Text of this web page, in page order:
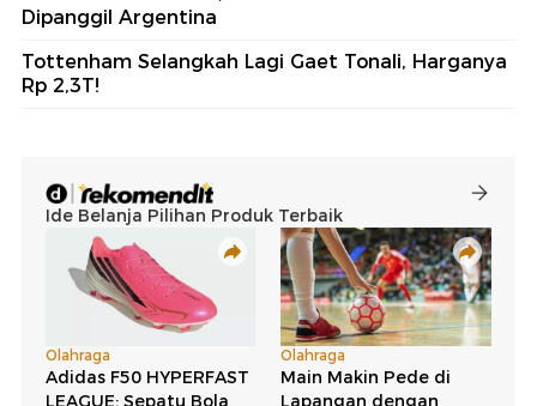
Dipanggil Argentina
Tottenham Selangkah Lagi Gaet Tonali, Harganya
Rp 2,3T!